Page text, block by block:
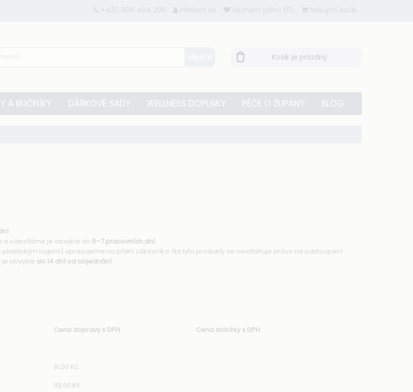
+420 606 464 298 Přihlásit se Seznam přání (0) Nákupní košík
Košík je prázdný
A RUČNÍKY DÁRKOVÉ SADY WELLNESS DOPLŇKY PÉČE O ŽUPANY BLOG
.
a odesíláme je obvykle do 5–7 pracovních dní.
plastickým logem) upravujeme na přání zákazníka. Na tyto produkty se nevztahuje právo na odstoupení
obvykle do 14 dní od objednání.
Cena dopravy s DPH
Cena dobírky s DPH
91,00 Kč
119,00 Kč